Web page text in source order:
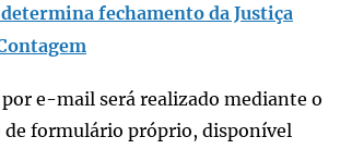
fechamento da Justiça
e-mail será realizado mediante o
formulário próprio, disponível